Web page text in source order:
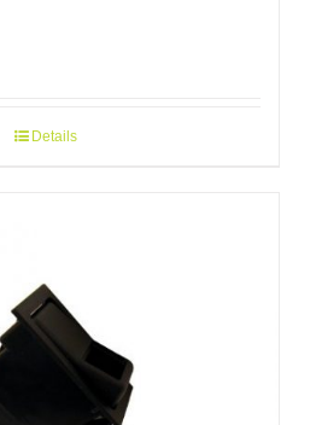
Details